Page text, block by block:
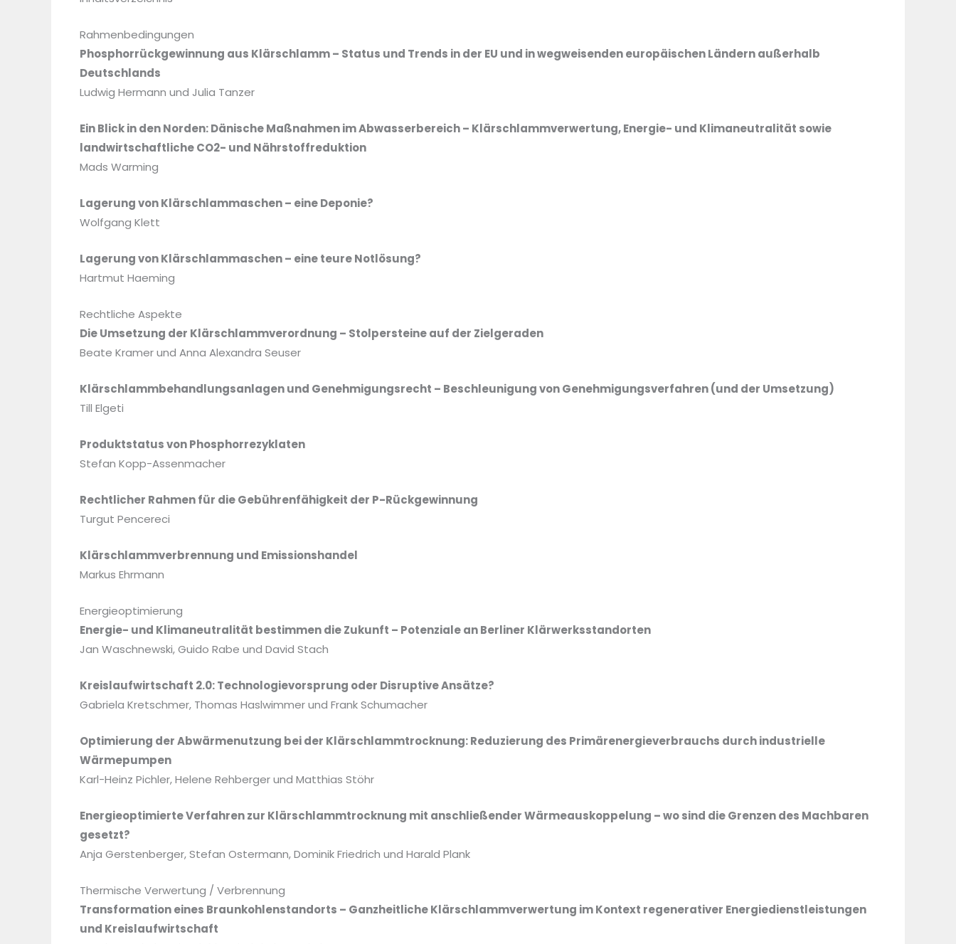
Rahmenbedingungen
Phosphorrückgewinnung aus Klärschlamm – Status und Trends in der EU und in wegweisenden europäischen Ländern außerhalb
Deutschlands
Ludwig Hermann und Julia Tanzer
Ein Blick in den Norden: Dänische Maßnahmen im Abwasserbereich – Klärschlammverwertung, Energie- und Klimaneutralität sowie
landwirtschaftliche CO2- und Nährstoffreduktion
Mads Warming
Lagerung von Klärschlammaschen – eine Deponie?
Wolfgang Klett
Lagerung von Klärschlammaschen – eine teure Notlösung?
Hartmut Haeming
Rechtliche Aspekte
Die Umsetzung der Klärschlammverordnung – Stolpersteine auf der Zielgeraden
Beate Kramer und Anna Alexandra Seuser
Klärschlammbehandlungsanlagen und Genehmigungsrecht – Beschleunigung von Genehmigungsverfahren (und der Umsetzung)
Till Elgeti
Produktstatus von Phosphorrezyklaten
Stefan Kopp-Assenmacher
Rechtlicher Rahmen für die Gebührenfähigkeit der P-Rückgewinnung
Turgut Pencereci
Klärschlammverbrennung und Emissionshandel
Markus Ehrmann
Energieoptimierung
Energie- und Klimaneutralität bestimmen die Zukunft – Potenziale an Berliner Klärwerksstandorten
Jan Waschnewski, Guido Rabe und David Stach
Kreislaufwirtschaft 2.0: Technologievorsprung oder Disruptive Ansätze?
Gabriela Kretschmer, Thomas Haslwimmer und Frank Schumacher
Optimierung der Abwärmenutzung bei der Klärschlammtrocknung: Reduzierung des Primärenergieverbrauchs durch industrielle
Wärmepumpen
Karl-Heinz Pichler, Helene Rehberger und Matthias Stöhr
Energieoptimierte Verfahren zur Klärschlammtrocknung mit anschließender Wärmeauskoppelung – wo sind die Grenzen des Machbaren
gesetzt?
Anja Gerstenberger, Stefan Ostermann, Dominik Friedrich und Harald Plank
Thermische Verwertung / Verbrennung
Transformation eines Braunkohlenstandorts – Ganzheitliche Klärschlammverwertung im Kontext regenerativer Energiedienstleistungen
und Kreislaufwirtschaft